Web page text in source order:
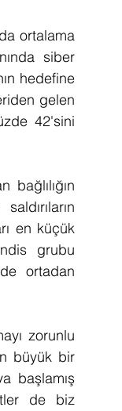
ortalama
siber
hedefine
gelen
42'sini
en küçük
grubu
ortadan
zorunlu
büyük bir
başlamış
de biz